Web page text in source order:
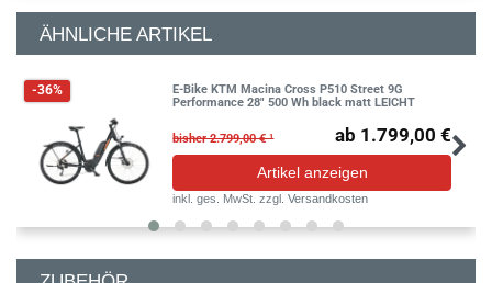
ÄHNLICHE ARTIKEL
-36%
E-Bike KTM Macina Cross P510 Street 9G
Performance 28" 500 Wh black matt LEICHT
bisher 2.799,00 € ¹ ab 1.799,00 €
Artikel anzeigen
inkl. ges. MwSt. zzgl.Versandkosten